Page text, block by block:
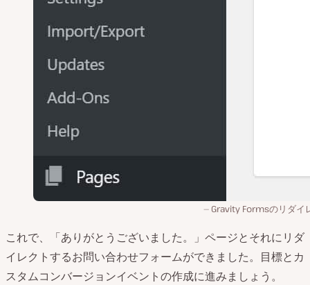
Gravity Formsのリダイ
これで、「ありがとうございました。」ページとそれにリダ
イレクトするお問い合わせフォームができました。目標とカ
スタムコンバージョンイベントの作成に進みましょう。